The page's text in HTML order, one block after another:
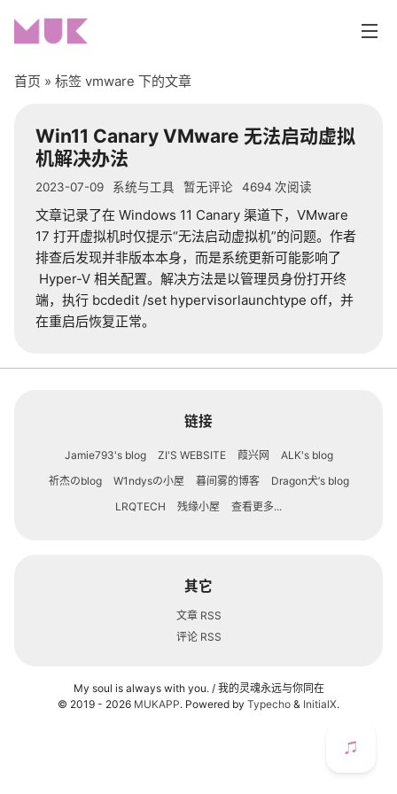
编程开发
网站折腾
生活随笔
关于
友情链接
首页 » 标签 vmware 下的文章
Win11 Canary VMware 无法启动虚拟
机解决办法
2023-07-09 系统与工具 暂无评论 4694 次阅读
文章记录了在 Windows 11 Canary 渠道下， VMware
17 打开虚拟机时仅提示“无法启动虚拟机”的问题。作者
排查后发现并非版本本身，而是系统更新可能影响了
Hyper-V 相关配置。解决方法是以管理员身份打开终
端，执行 bcdedit /set hypervisorlaunchtype off，并
在重启后恢复正常。
链接
Jamie793's blog ZI'S WEBSITE 葭兴网
ALK's blog
祈杰のblog
W1ndysの小屋 暮间雾的博客
Dragon犬’s blog
LRQTECH
残缘小屋 查看更多...
其它
文章 RSS
评论 RSS
My soul is always with you. / 我的灵魂永远与你同在
© 2019 - 2026 MUKAPP. Powered by Typecho & InitialX.